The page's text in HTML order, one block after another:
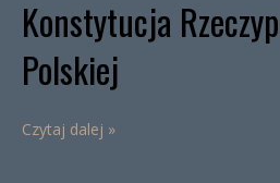
Konstytucja
Polskiej
Czytaj dalej »